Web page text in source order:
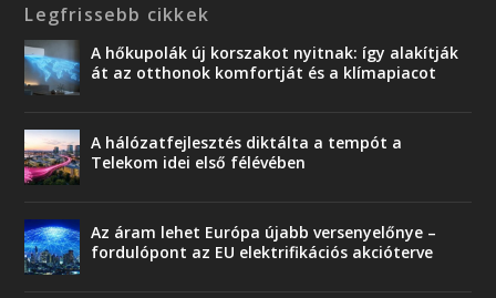
Legfrissebb cikkek
A hőkupolák új korszakot nyitnak: így alakítják
át az otthonok komfortját és a klímapiacot
A hálózatfejlesztés diktálta a tempót a
Telekom idei első félévében
Az áram lehet Európa újabb versenyelőnye –
fordulópont az EU elektrifikációs akcióterve